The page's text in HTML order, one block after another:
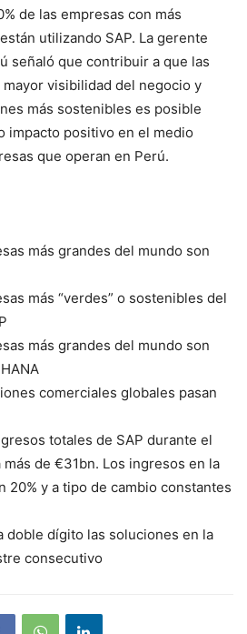
de las empresas con más
utilizando SAP. La gerente
señaló que contribuir a que las
visibilidad del negocio y
más sostenibles es posible
impacto positivo en el medio
que operan en Perú.
más grandes del mundo son
más “verdes” o sostenibles del
más grandes del mundo son
comerciales globales pasan
totales de SAP durante el
de €31bn. Los ingresos en la
20% y a tipo de cambio constantes
doble dígito las soluciones en la
consecutivo